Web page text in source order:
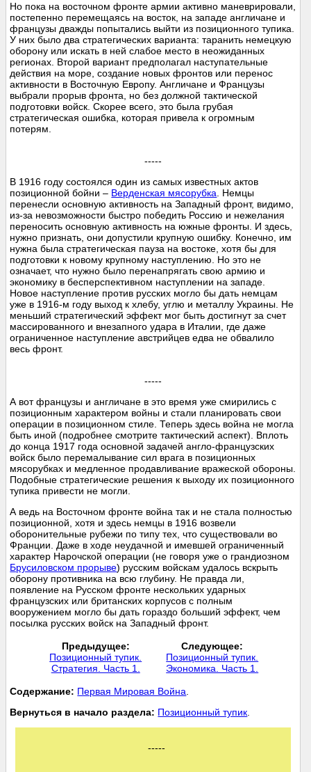
Но пока на восточном фронте армии активно маневрировали,
постепенно перемещаясь на восток, на западе англичане и
французы дважды попытались выйти из позиционного тупика.
У них было два стратегических варианта: таранить немецкую
оборону или искать в ней слабое место в неожиданных
регионах. Второй вариант предполагал наступательные
действия на море, создание новых фронтов или перенос
активности в Восточную Европу. Англичане и Французы
выбрали прорыв фронта, но без должной тактической
подготовки войск. Скорее всего, это была грубая
стратегическая ошибка, которая привела к огромным
потерям.
-----
В 1916 году состоялся один из самых известных актов
позиционной бойни – Верденская мясорубка . Немцы
перенесли основную активность на Западный фронт, видимо,
из-за невозможности быстро победить Россию и нежелания
переносить основную активность на южные фронты. И здесь,
нужно признать, они допустили крупную ошибку. Конечно, им
нужна была стратегическая пауза на востоке, хотя бы для
подготовки к новому крупному наступлению. Но это не
означает, что нужно было перенапрягать свою армию и
экономику в бесперспективном наступлении на западе.
Новое наступление против русских могло бы дать немцам
уже в 1916-м году выход к хлебу, углю и металлу Украины. Не
меньший стратегический эффект мог быть достигнут за счет
массированного и внезапного удара в Италии, где даже
ограниченное наступление австрийцев едва не обвалило
весь фронт.
-----
А вот французы и англичане в это время уже смирились с
позиционным характером войны и стали планировать свои
операции в позиционном стиле. Теперь здесь война не могла
быть иной (подробнее смотрите тактический аспект). Вплоть
до конца 1917 года основной задачей англо-французских
войск было перемалывание сил врага в позиционных
мясорубках и медленное продавливание вражеской обороны.
Подобные стратегические решения к выходу их позиционного
тупика привести не могли.
А ведь на Восточном фронте война так и не стала полностью
позиционной, хотя и здесь немцы в 1916 возвели
оборонительные рубежи по типу тех, что существовали во
Франции. Даже в ходе неудачной и имевшей ограниченный
характер Нарочской операции (не говоря уже о грандиозном
Брусиловском прорыве) русским войскам удалось вскрыть
оборону противника на всю глубину. Не правда ли,
появление на Русском фронте нескольких ударных
французских или британских корпусов с полным
вооружением могло бы дать гораздо больший эффект, чем
посылка русских войск на Западный фронт.
Предыдущее:
Позиционный тупик.
Стратегия. Часть 1.
Следующее:
Позиционный тупик.
Экономика. Часть 1.
Cодержание: Первая Мировая Война
Вернуться в начало раздела: Позиционный тупик
-----